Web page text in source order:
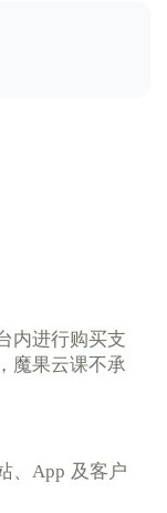
内进行购买支
魔果云课不承
、App 及客户